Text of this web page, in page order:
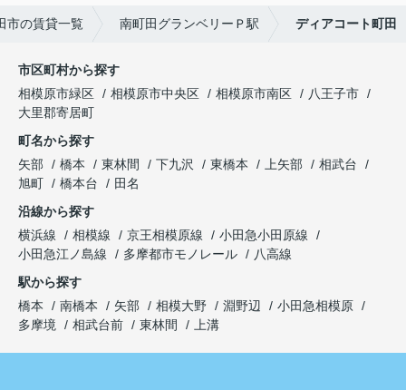
市の賃貸一覧 南町田グランベリーＰ駅 ディアコート町田
市区町村から探す
相模原市緑区
相模原市中央区 相模原市南区
八王子市
大里郡寄居町
町名から探す
矢部
橋本 東林間 下九沢 東橋本 上矢部
相武台
旭町
橋本台
田名
沿線から探す
横浜線
相模線 京王相模原線
小田急小田原線
小田急江ノ島線
多摩都市モノレール
八高線
駅から探す
橋本
南橋本 矢部 相模大野 淵野辺
小田急相模原
多摩境
相武台前 東林間 上溝